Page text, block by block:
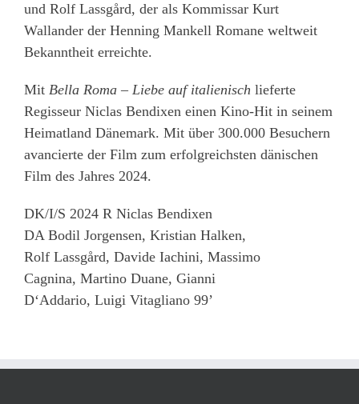
und Rolf Lassgård, der als Kommissar Kurt
Wallander der Henning Mankell Romane weltweit
Bekanntheit erreichte.
Mit Bella Roma – Liebe auf italienisch lieferte
Regisseur Niclas Bendixen einen Kino-Hit in seinem
Heimatland Dänemark. Mit über 300.000 Besuchern
avancierte der Film zum erfolgreichsten dänischen
Film des Jahres 2024.
DK/I/S 2024 R Niclas Bendixen
DA Bodil Jorgensen, Kristian Halken,
Rolf Lassgård, Davide Iachini, Massimo
Cagnina, Martino Duane, Gianni
D‘Addario, Luigi Vitagliano 99’